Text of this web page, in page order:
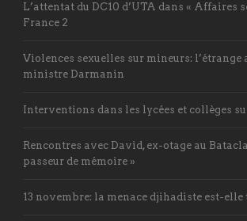
L’attentat du DC10 d’UTA dans « Affaires
France 2
Violences sexuelles sur mineurs: l’étrange
ministre Darmanin
Interventions dans les lycées et collèges
Rencontres avec David, ex-otage au
passeur de mémoire »
13 novembre: la menace djihadiste est-elle